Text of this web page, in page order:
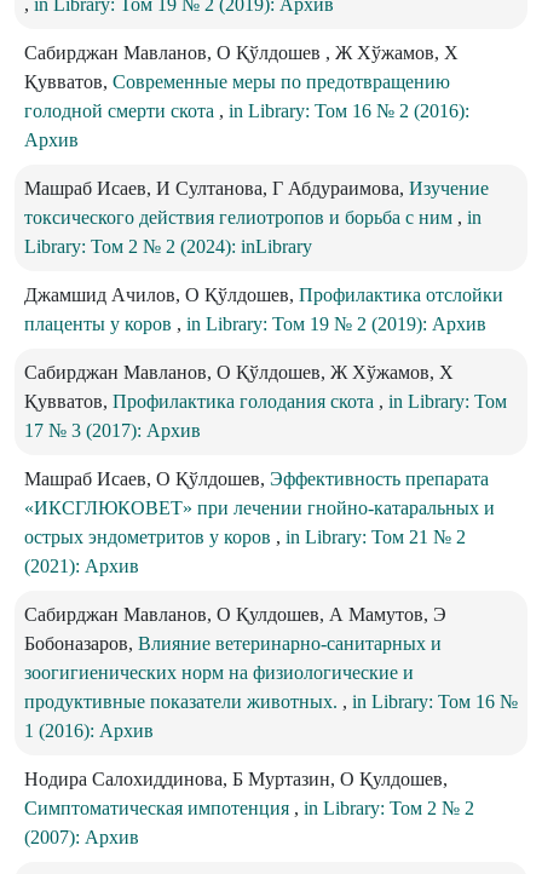
, in Library: Том 19 № 2 (2019): Архив
Сабирджан Мавланов, О Қўлдошев , Ж Хўжамов, Х
Қувватов, Современные меры по предотвращению
голодной смерти скота , in Library: Том 16 № 2 (2016):
Архив
Машраб Исаев, И Султанова, Г Абдураимова, Изучение
токсического действия гелиотропов и борьба с ним , in
Library: Том 2 № 2 (2024): inLibrary
Джамшид Ачилов, О Қўлдошев, Профилактика отслойки
плаценты у коров , in Library: Том 19 № 2 (2019): Архив
Сабирджан Мавланов, О Қўлдошев, Ж Хўжамов, Х
Қувватов, Профилактика голодания скота , in Library: Том
17 № 3 (2017): Архив
Машраб Исаев, О Қўлдошев, Эффективность препарата
«ИКСГЛЮКОВЕТ» при лечении гнойно-катаральных и
острых эндометритов у коров , in Library: Том 21 № 2
(2021): Архив
Сабирджан Мавланов, О Қулдошев, А Мамутов, Э
Бобоназаров, Влияние ветеринарно-санитарных и
зоогигиенических норм на физиологические и
продуктивные показатели животных. , in Library: Том 16 №
1 (2016): Архив
Нодира Салохиддинова, Б Муртазин, О Қулдошев,
Симптоматическая импотенция , in Library: Том 2 № 2
(2007): Архив